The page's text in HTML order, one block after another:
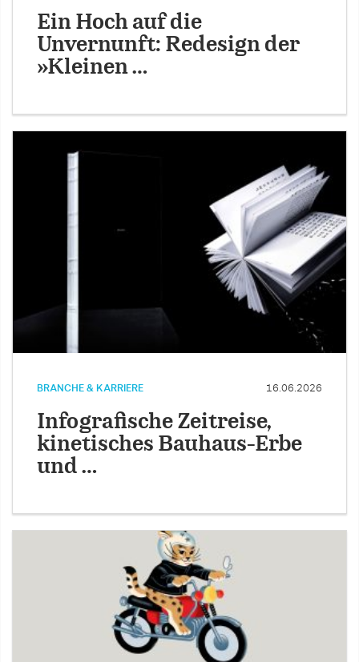
Ein Hoch auf die
Unvernunft: Redesign der
»Kleinen …
BRANCHE & KARRIERE 16.06.2026
Infografische Zeitreise,
kinetisches Bauhaus-Erbe
und …